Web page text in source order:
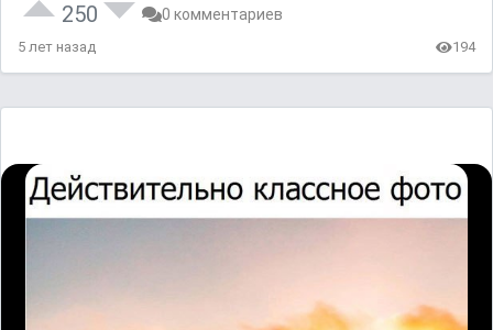
250 0 комментариев
5 лет назад 194